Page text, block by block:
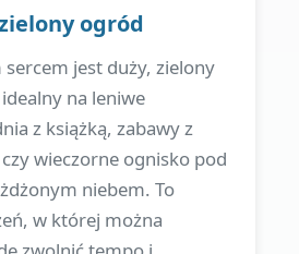
ogród
sercem jest duży, zielony
na leniwe
z książką, zabawy z
wieczorne ognisko pod
niebem. To
w której można